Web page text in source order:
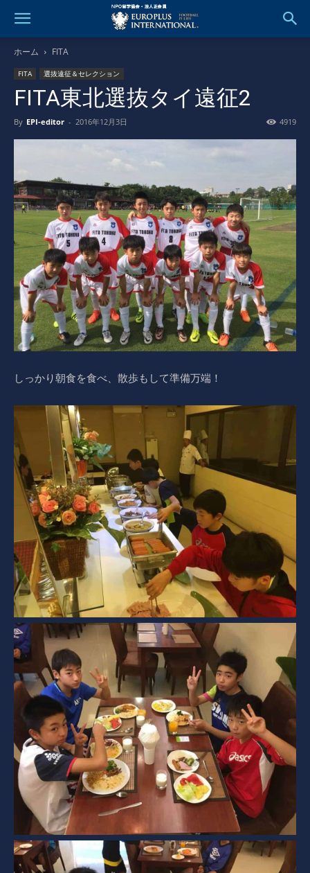
ホーム FITA
FITA 選抜遠征＆セレクション
FITA東北選抜タイ遠征2
By EPI-editor - 2016年12月3日 4919
しっかり朝食を食べ、散歩もして準備万端！